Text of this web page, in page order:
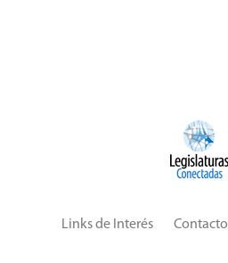
Links de Interés Contacto